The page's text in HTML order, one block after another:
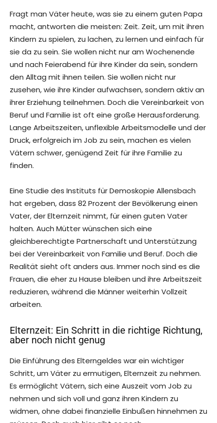
Fragt man Väter heute, was sie zu einem guten Papa
macht, antworten die meisten: Zeit. Zeit, um mit ihren
Kindern zu spielen, zu lachen, zu lernen und einfach für
sie da zu sein. Sie wollen nicht nur am Wochenende
und nach Feierabend für ihre Kinder da sein, sondern
den Alltag mit ihnen teilen. Sie wollen nicht nur
zusehen, wie ihre Kinder aufwachsen, sondern aktiv an
ihrer Erziehung teilnehmen. Doch die Vereinbarkeit von
Beruf und Familie ist oft eine große Herausforderung.
Lange Arbeitszeiten, unflexible Arbeitsmodelle und der
Druck, erfolgreich im Job zu sein, machen es vielen
Vätern schwer, genügend Zeit für ihre Familie zu
finden.
Eine Studie des Instituts für Demoskopie Allensbach
hat ergeben, dass 82 Prozent der Bevölkerung einen
Vater, der Elternzeit nimmt, für einen guten Vater
halten. Auch Mütter wünschen sich eine
gleichberechtigte Partnerschaft und Unterstützung
bei der Vereinbarkeit von Familie und Beruf. Doch die
Realität sieht oft anders aus. Immer noch sind es die
Frauen, die eher zu Hause bleiben und ihre Arbeitszeit
reduzieren, während die Männer weiterhin Vollzeit
arbeiten.
Elternzeit: Ein Schritt in die richtige Richtung,
aber noch nicht genug
Die Einführung des Elterngeldes war ein wichtiger
Schritt, um Väter zu ermutigen, Elternzeit zu nehmen.
Es ermöglicht Vätern, sich eine Auszeit vom Job zu
nehmen und sich voll und ganz ihren Kindern zu
widmen, ohne dabei finanzielle Einbußen hinnehmen zu